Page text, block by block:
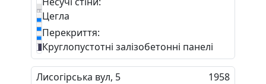
Цегла
Перекриття:
Круглопустотні залізобетонні панелі
Лисогірська вул, 5 1958